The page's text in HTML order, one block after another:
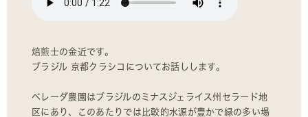
焙煎士の金近です。
ブラジル 京都クラシコについてお話しします。
ベレーダ農園はブラジルのミナスジェライス州セラード地
区にあり、このあたりでは比較的水源が豊かで緑の多い場